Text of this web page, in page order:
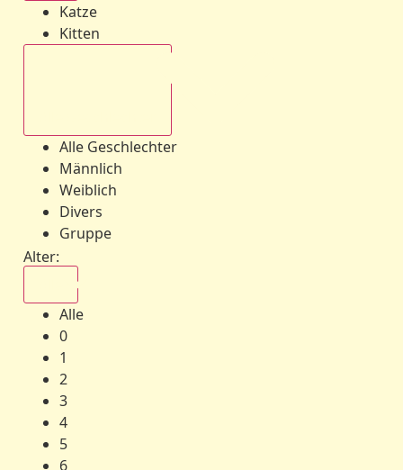
Katze
Kitten
Alle Geschlechter
Männlich
Weiblich
Divers
Gruppe
Alter:
Alle
0
1
2
3
4
5
6